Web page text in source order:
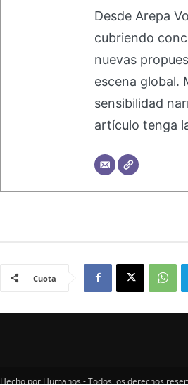
Desde Arepa
cubriendo
nuevas
escena global.
sensibilidad
artículo tenga
Cuota
Hecho por Humanos - Todos los derechos